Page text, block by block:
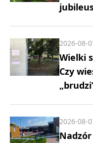
Wielki
Czy
2026-08-
2026-08-